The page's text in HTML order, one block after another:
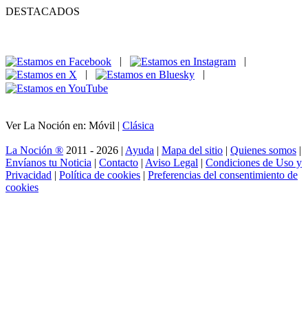
DESTACADOS
|
|
|
|
Ver La Noción en: Móvil | Clásica
La Noción ® 2011 - 2026 | Ayuda | Mapa del sitio | Quienes somos |
Envíanos tu Noticia | Contacto | Aviso Legal | Condiciones de Uso y
Privacidad | Política de cookies | Preferencias del consentimiento de
cookies